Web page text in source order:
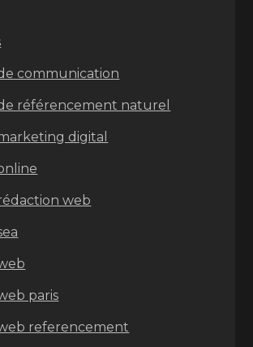
communication
référencement naturel
digital
web
paris
referencement